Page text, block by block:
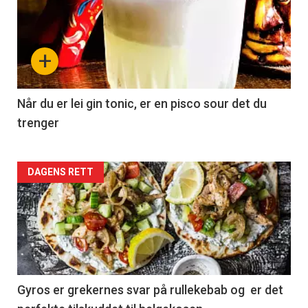
+
Når du er lei gin tonic, er en pisco sour det du
trenger
Forsiden
akkurat
nå
-
2
DAGENS RETT
Gyros er grekernes svar på rullekebab og er det